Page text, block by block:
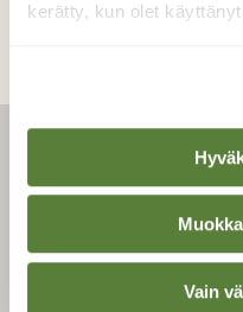
kerätty, kun olet
Vain